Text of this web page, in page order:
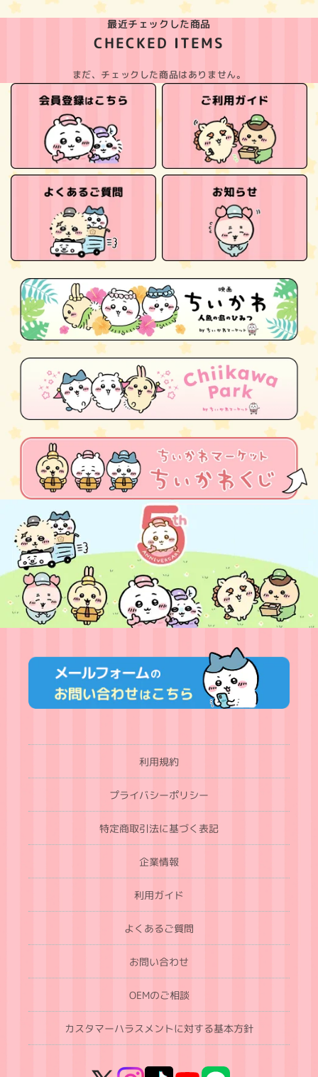
最近チェックした商品
CHECKED ITEMS
まだ、チェックした商品はありません。
利用規約
プライバシーポリシー
特定商取引法に基づく表記
企業情報
利用ガイド
よくあるご質問
お問い合わせ
OEMのご相談
カスタマーハラスメントに対する基本方針